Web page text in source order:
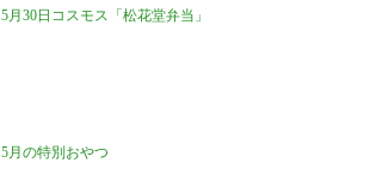
5月30日コスモス「松花堂弁当」
5月の特別おやつ